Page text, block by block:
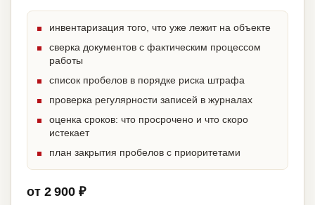
инвентаризация того, что уже лежит на объекте
сверка документов с фактическим процессом
работы
список пробелов в порядке риска штрафа
проверка регулярности записей в журналах
оценка сроков: что просрочено и что скоро
истекает
план закрытия пробелов с приоритетами
от 2 900 ₽